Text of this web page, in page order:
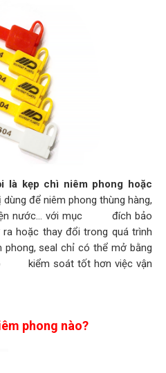
là kẹp chì niêm phong hoặc
dùng để niêm phong thùng hàng,
nước… với mục đích bảo
hoặc thay đổi trong quá trình
phong, seal chỉ có thể mở bằng
kiểm soát tốt hơn việc vận
phong nào?